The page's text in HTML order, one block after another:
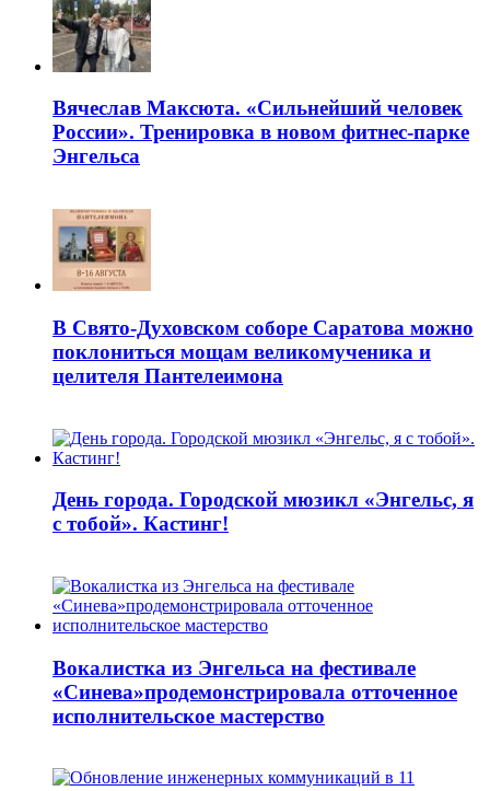
Вячеслав Максюта. «Сильнейший человек
России». Тренировка в новом фитнес-парке
Энгельса
В Свято-Духовском соборе Саратова можно
поклониться мощам великомученика и
целителя Пантелеимона
День города. Городской мюзикл «Энгельс, я
с тобой». Кастинг!
Вокалистка из Энгельса на фестивале
«Синева»продемонстрировала отточенное
исполнительское мастерство